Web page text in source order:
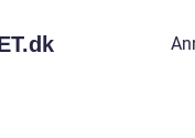
dk